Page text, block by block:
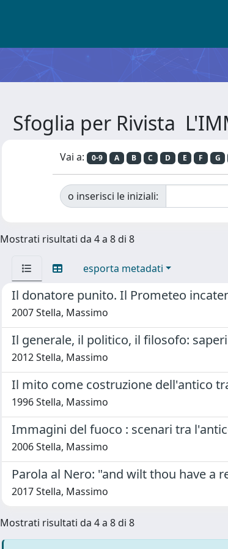
Sfoglia per Rivista
Vai a: 0-9 A B C D E F G
o inserisci le iniziali:
Mostrati risultati da 4 a 8 di 8
esporta metadati
Il donatore punito. Il Prometeo
2007 Stella, Massimo
Il generale, il politico, il filosofo:
2012 Stella, Massimo
Il mito come costruzione dell'antico
1996 Stella, Massimo
Immagini del fuoco : scenari tra
2006 Stella, Massimo
Parola al Nero: "and wilt thou have a
2017 Stella, Massimo
Mostrati risultati da 4 a 8 di 8